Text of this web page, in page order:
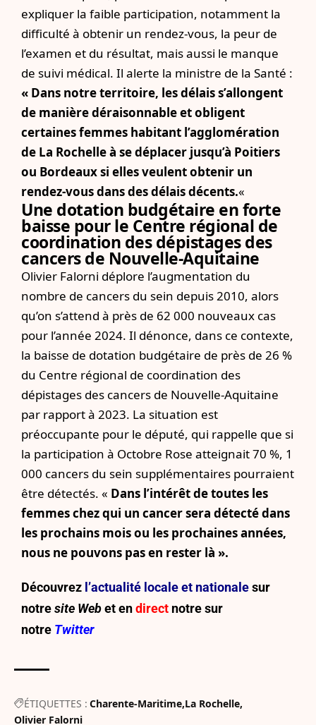
expliquer la faible participation, notamment la
difficulté à obtenir un rendez-vous, la peur de
l’examen et du résultat, mais aussi le manque
de suivi médical. Il alerte la ministre de la Santé :
« Dans notre territoire, les délais s’allongent
de manière déraisonnable et obligent
certaines femmes habitant l’agglomération
de La Rochelle à se déplacer jusqu’à Poitiers
ou Bordeaux si elles veulent obtenir un
rendez-vous dans des délais décents.«
Une dotation budgétaire en forte
baisse pour le Centre régional de
coordination des dépistages des
cancers de Nouvelle-Aquitaine
Olivier Falorni déplore l’augmentation du
nombre de cancers du sein depuis 2010, alors
qu’on s’attend à près de 62 000 nouveaux cas
pour l’année 2024. Il dénonce, dans ce contexte,
la baisse de dotation budgétaire de près de 26 %
du Centre régional de coordination des
dépistages des cancers de Nouvelle-Aquitaine
par rapport à 2023. La situation est
préoccupante pour le député, qui rappelle que si
la participation à Octobre Rose atteignait 70 %, 1
000 cancers du sein supplémentaires pourraient
être détectés. « Dans l’intérêt de toutes les
femmes chez qui un cancer sera détecté dans
les prochains mois ou les prochaines années,
nous ne pouvons pas en rester là ».
Découvrez l’actualité locale et nationalesur
notresite Webet endirect notre sur
notre Twitter
ÉTIQUETTES : Charente-Maritime La Rochelle
Olivier Falorni